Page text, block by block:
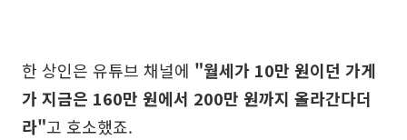
한 상인은 유튜브 채널에 "월세가 10만 원이던 가게
가 지금은 160만 원에서 200만 원까지 올라간다더
라"고 호소했죠.